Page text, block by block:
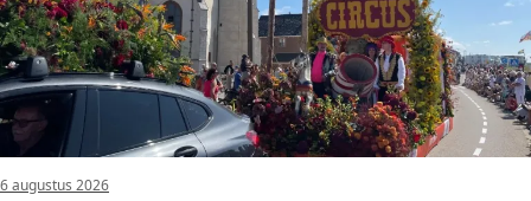
6 augustus 2026